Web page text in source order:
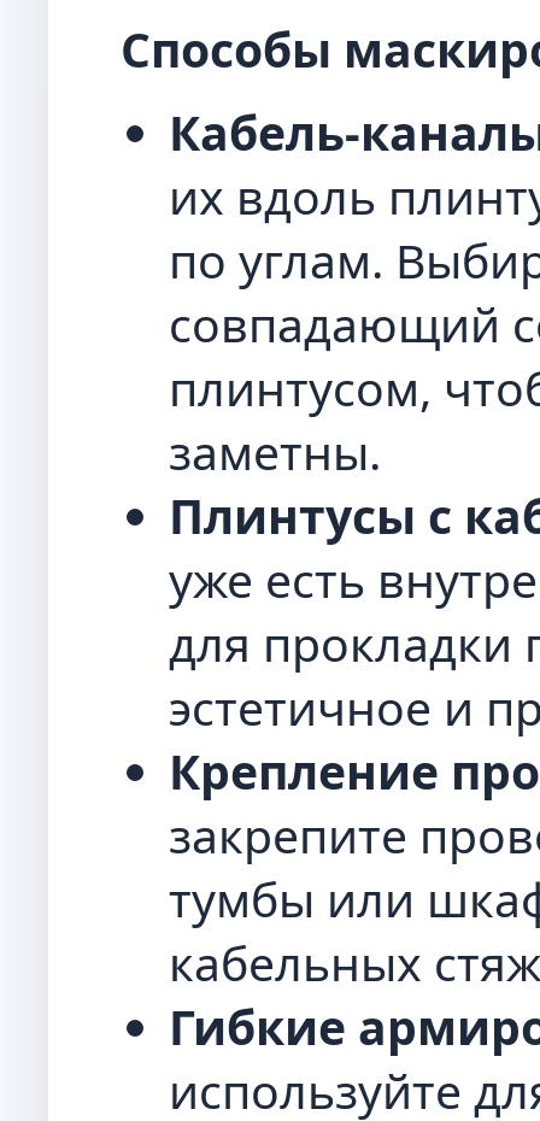
Способы
Кабель-
их вдоль
по углам.
совпадающий
плинтусом,
заметны.
Плинтусы с
уже есть
для прокладки
эстетичное и
Крепление
закрепите
тумбы или
кабельных
Гибкие
используйте